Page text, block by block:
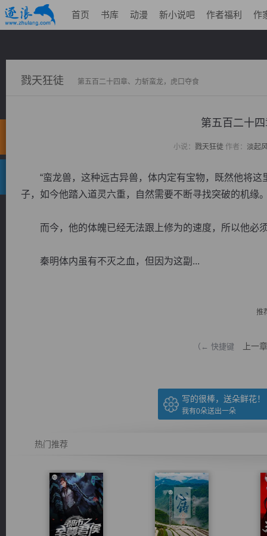
首页 书库 动漫 新小说吧 作者福利 作
戮天狂徒 第五百二十四章、力斩蛮龙，虎口夺食
第五百二十
小说： 戮天狂徒作者： 淡起
“蛮龙兽，这种远古异兽，体内定有宝物，既然他将这
子，如今他踏入道灵六重，自然需要不断寻找突破的机缘
而今，他的体魄已经无法跟上修为的速度，所以他必
秦明体内虽有不灭之血，但因为这副...
推
（← 快捷键 上一章
写的很棒，送朵鲜花！
我有0朵送出一朵
热门推荐